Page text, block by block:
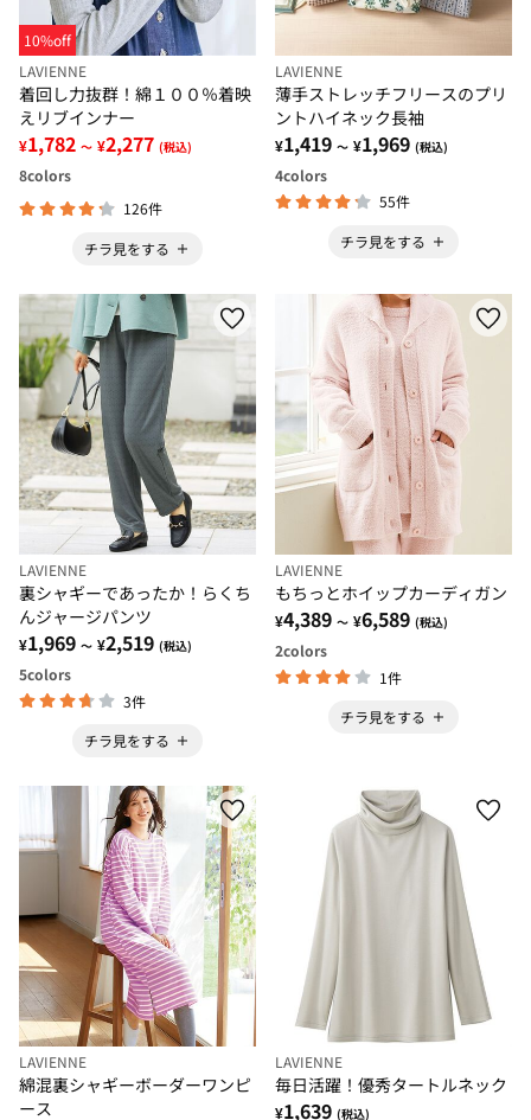
10%off
LAVIENNE
着回し力抜群！綿１００％着映
えリブインナー
¥1,782 ～ ¥2,277 (税込)
8colors
126件
チラ見をする
LAVIENNE
薄手ストレッチフリースのプリ
ントハイネック長袖
¥1,419 ～ ¥1,969 (税込)
4colors
55件
チラ見をする
LAVIENNE
裏シャギーであったか！らくち
んジャージパンツ
¥1,969 ～ ¥2,519 (税込)
5colors
3件
チラ見をする
LAVIENNE
もちっとホイップカーディガン
¥4,389 ～ ¥6,589 (税込)
2colors
1件
チラ見をする
LAVIENNE
綿混裏シャギーボーダーワンピ
ース
LAVIENNE
毎日活躍！優秀タートルネック
¥1,639 (税込)